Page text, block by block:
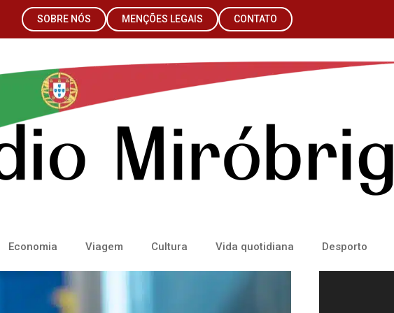
SOBRE NÓS MENÇÕES LEGAIS CONTATO
Economia Viagem Cultura Vida quotidiana Desporto